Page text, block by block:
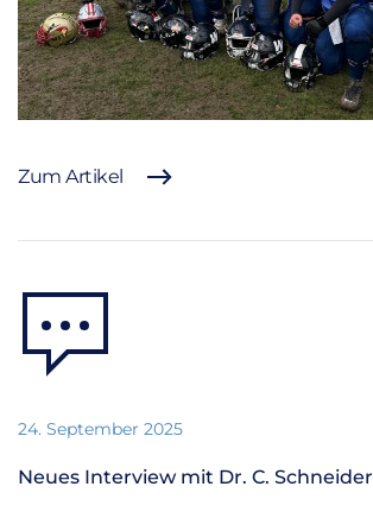
Zum Artikel
24. September 2025
Neues Interview mit Dr. C. Schneider